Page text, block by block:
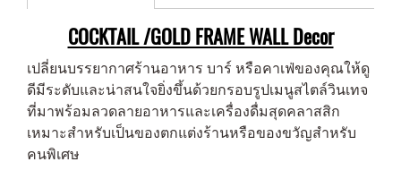
COCKTAIL /GOLD FRAME WALL Decor
เปลี่ยนบรรยากาศร้านอาหาร บาร์ หรือคาเฟ่ของคุณให้ดู
ดีมีระดับและน่าสนใจยิ่งขึ้นด้วยกรอบรูปเมนูสไตล์วินเทจ
ที่มาพร้อมลวดลายอาหารและเครื่องดื่มสุดคลาสสิก
เหมาะสำหรับเป็นของตกแต่งร้านหรือของขวัญสำหรับ
คนพิเศษ